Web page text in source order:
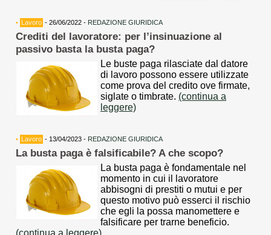
• Lavoro - 26/06/2022 - REDAZIONE GIURIDICA
Crediti del lavoratore: per l’insinuazione al
passivo basta la busta paga?
Le buste paga rilasciate dal datore
di lavoro possono essere utilizzate
come prova del credito ove firmate,
siglate o timbrate. (continua a
leggere)
• Lavoro - 13/04/2023 - REDAZIONE GIURIDICA
La busta paga è falsificabile? A che scopo?
La busta paga è fondamentale nel
momento in cui il lavoratore
abbisogni di prestiti o mutui e per
questo motivo può esserci il rischio
che egli la possa manomettere e
falsificare per trarne beneficio.